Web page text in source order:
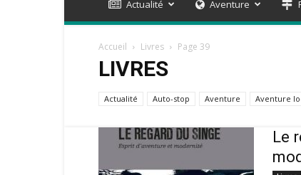
Actualité Aventure
Accueil Livres Page 39
LIVRES
Actualité Auto-stop Aventure Aventure
Le